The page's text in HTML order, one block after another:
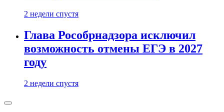
2 недели спустя
Глава Рособрнадзора исключил
возможность отмены ЕГЭ в 2027
году
2 недели спустя